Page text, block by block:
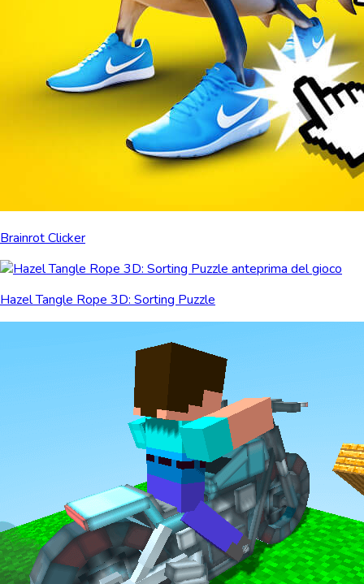
Brainrot Clicker
Hazel Tangle Rope 3D: Sorting Puzzle